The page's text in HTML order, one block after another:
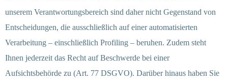
unserem Verantwortungsbereich sind daher nicht Gegenstand von
Entscheidungen, die ausschließlich auf einer automatisierten
Verarbeitung – einschließlich Profiling – beruhen. Zudem steht
Ihnen jederzeit das Recht auf Beschwerde bei einer
Aufsichtsbehörde zu (Art. 77 DSGVO). Darüber hinaus haben Sie